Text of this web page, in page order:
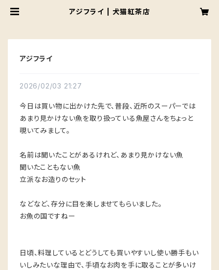
アジフライ | 犬猫紅茶店
アジフライ
2026/02/03 21:27
今日は買い物に出かけた先で、普段、近所のスーパーでは
あまり見かけない魚を取り扱っている魚屋さんをちょっと
覗いてみまして。
名前は聞いたことがあるけれど、あまり見かけない魚
聞いたこともない魚
立派なお造りのセット
などなど、存分に目を楽しませてもらいました。
お魚の国ですねー
日頃、料理しているとどうしても買いやすいし使い勝手もい
いしみたいな理由で、手頃なお肉を手に取ることが多いけ